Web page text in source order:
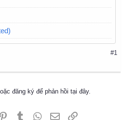
#1
đăng ký để phản hồi tại đây.
PinterestTumblr WhatsApp
Email